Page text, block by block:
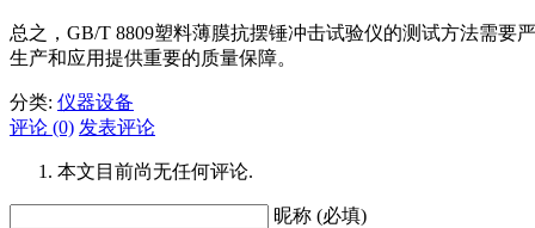
总之，GB/T 8809塑料薄膜抗摆锤冲击试验仪的测试方法需
生产和应用提供重要的质量保障。
分类: 仪器设备
评论 (0) 发表评论
本文目前尚无任何评论.
昵称 (必填)